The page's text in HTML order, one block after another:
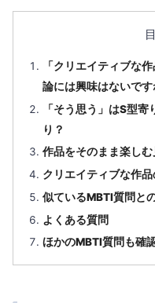
「クリエイティブな
論には興味はないです
「そう思う」はS型
り？
作品をそのまま楽し
クリエイティブな作
似ているMBTI質問と
よくある質問
ほかのMBTI質問も確